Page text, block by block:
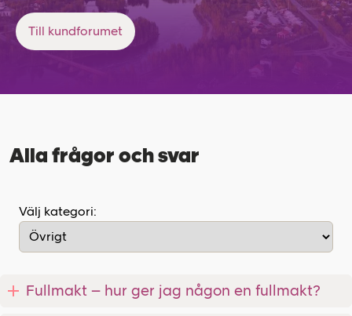
Till kundforumet
Alla frågor och svar
Välj kategori:
Fullmakt – hur ger jag någon en fullmakt?